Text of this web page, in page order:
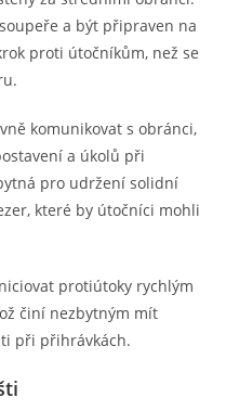
a být připraven na
proti útočníkům, než se
komunikovat s obránci,
a úkolů při
pro udržení solidní
které by útočníci mohli
protiútoky rychlým
činí nezbytným mít
při přihrávkách.